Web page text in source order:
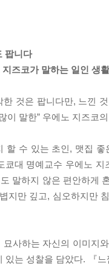
팝니다
즈코가 말하는 일인 생활
한 것은 팝니다만, 느낀
이 말한” 우에노 지즈코
할 수 있는 초인, 맷집
쿄대 명예교수 우에노
말하지 않은 편안하게
지만 깊고, 심오하지만
사하는 자신의 이미지
있는 성찰을 담았다. 『